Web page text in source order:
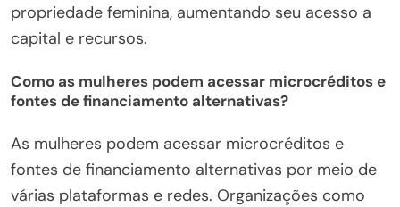
propriedade feminina, aumentando seu acesso a
capital e recursos.
Como as mulheres podem acessar microcréditos e
fontes de financiamento alternativas?
As mulheres podem acessar microcréditos e
fontes de financiamento alternativas por meio de
várias plataformas e redes. Organizações como